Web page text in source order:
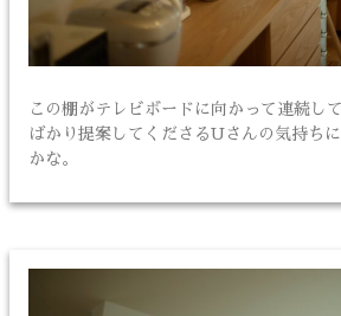
この棚がテレビボードに向かって連続し
ばかり提案してくださるUさんの気持ち
かな。